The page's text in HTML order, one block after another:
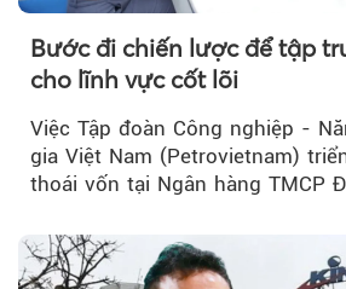
Bước đi chiến lược để tập
cho lĩnh vực cốt lõi
Việc Tập đoàn Công nghiệp -
gia Việt Nam (Petrovietnam)
thoái vốn tại Ngân hàng TMCP